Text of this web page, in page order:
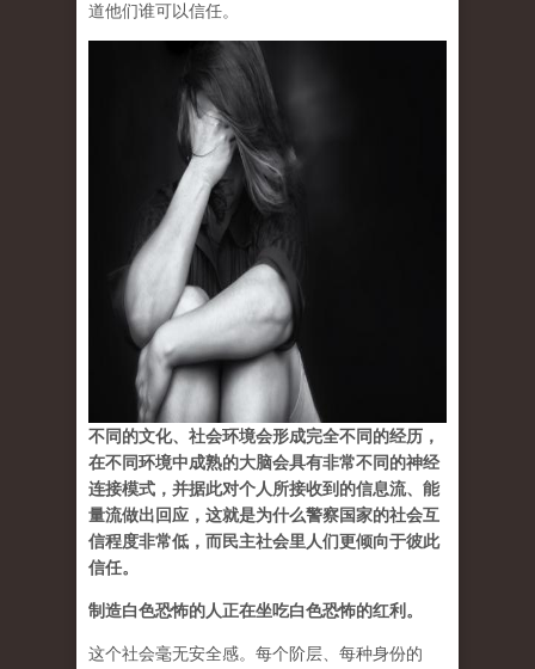
道他们谁可以信任。
不同的文化、社会环境会形成完全不同的经历，
在不同环境中成熟的大脑会具有非常不同的神经
连接模式，并据此对个人所接收到的信息流、能
量流做出回应，这就是为什么警察国家的社会互
信程度非常低，而民主社会里人们更倾向于彼此
信任。
制造白色恐怖的人正在坐吃白色恐怖的红利。
这个社会毫无安全感。每个阶层、每种身份的